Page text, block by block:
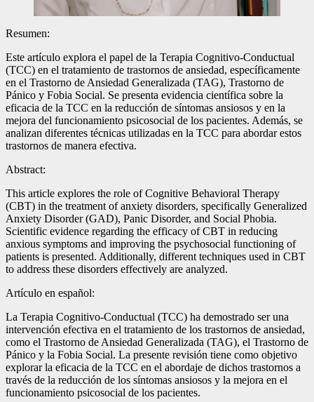
Resumen:
Este artículo explora el papel de la Terapia Cognitivo-Conductual
(TCC) en el tratamiento de trastornos de ansiedad, específicamente
en el Trastorno de Ansiedad Generalizada (TAG), Trastorno de
Pánico y Fobia Social. Se presenta evidencia científica sobre la
eficacia de la TCC en la reducción de síntomas ansiosos y en la
mejora del funcionamiento psicosocial de los pacientes. Además, se
analizan diferentes técnicas utilizadas en la TCC para abordar estos
trastornos de manera efectiva.
Abstract:
This article explores the role of Cognitive Behavioral Therapy
(CBT) in the treatment of anxiety disorders, specifically Generalized
Anxiety Disorder (GAD), Panic Disorder, and Social Phobia.
Scientific evidence regarding the efficacy of CBT in reducing
anxious symptoms and improving the psychosocial functioning of
patients is presented. Additionally, different techniques used in CBT
to address these disorders effectively are analyzed.
Artículo en español:
La Terapia Cognitivo-Conductual (TCC) ha demostrado ser una
intervención efectiva en el tratamiento de los trastornos de ansiedad,
como el Trastorno de Ansiedad Generalizada (TAG), el Trastorno de
Pánico y la Fobia Social. La presente revisión tiene como objetivo
explorar la eficacia de la TCC en el abordaje de dichos trastornos a
través de la reducción de los síntomas ansiosos y la mejora en el
funcionamiento psicosocial de los pacientes.